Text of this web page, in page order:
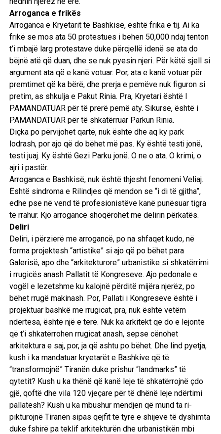
Arroganca e frikës
Arroganca e Kryetarit të Bashkisë, është frika e tij. Ai ka
frikë se mos ata 50 protestues i bëhen 50,000 ndaj tenton
t’i mbajë larg protestave duke përcjellë idenë se ata do
bëjnë atë që duan, dhe se nuk pyesin njeri. Për këtë sjell si
argument ata që e kanë votuar. Por, ata e kanë votuar për
premtimet që ka bërë, dhe prerja e pemëve nuk figuron si
pretim, as shkulja e Pakut Rinia. Pra, Kryetari është I
PAMANDATUAR për të prerë pemë aty. Sikurse, është i
PAMANDATUAR për të shkatërruar Parkun Rinia.
Diçka po përvijohet qartë, nuk është dhe aq ky park
lodrash, por ajo që do bëhet më pas. Ky është testi jonë,
testi juaj. Ky është Gezi Parku jonë. O ne o ata. O krimi, o
ajri i pastër.
Arroganca e Bashkisë, nuk është thjesht fenomeni Veliaj.
Është sindroma e Rilindjes që mendon se “i di të gjitha”,
edhe pse në vend të profesionistëve kanë punësuar tigra
të rrahur. Kjo arrogancë shoqërohet me delirin përkatës.
Deliri
Deliri, i përzierë me arrogancë, po na shfaqet kudo, në
forma projektesh “artistike” si ajo që po bëhet para
Galerisë, apo dhe “arkitekturore” urbanistike si shkatërrimi
i rrugicës anash Pallatit të Kongreseve. Ajo pedonale e
vogël e lezetshme ku kalojnë përditë mijëra njerëz, po
bëhet rrugë makinash. Por, Pallati i Kongreseve është i
projektuar bashkë me rrugicat, pra, nuk është vetëm
ndërtesa, është një e tërë. Nuk ka arkitekt që do e lejonte
që t’i shkatërrohen rrugicat anash, sepse cënohet
arkitektura e saj, por, ja që ashtu po bëhet. Dhe lind pyetja,
kush i ka mandatuar kryetarët e Bashkive që të
“transformojnë” Tiranën duke prishur “landmarks” të
qytetit? Kush u ka thënë që kanë leje të shkatërrojnë çdo
gjë, qoftë dhe vila 120 vjeçare për të dhënë leje ndërtimi
pallatesh? Kush u ka mbushur mendjen që mund ta ri-
pikturojnë Tiranën sipas qejfit të tyre e shijeve të dyshimta
duke fshirë pa teklif arkitekturën dhe urbanistikën mbi